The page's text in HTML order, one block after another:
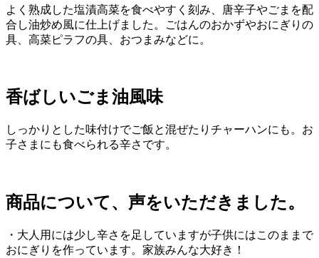
よく熟成した塩漬高菜を食べやすく刻み、唐辛子やごまを配
合し油炒め風に仕上げました。ごはんのおかずやおにぎりの
具、高菜ピラフの具、おつまみなどに。
香ばしいごま油風味
しっかりとした味付けでご飯と混ぜたりチャーハンにも。お
子さまにも食べられる辛さです。
商品について、声をいただきました。
・大人用には少し辛さを足していますが子供にはこのままで
おにぎりを作っています。家族みんな大好き！